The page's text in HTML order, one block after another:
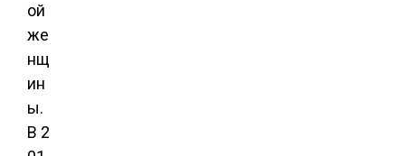
ой
же
нщ
ин
ы.
В 2